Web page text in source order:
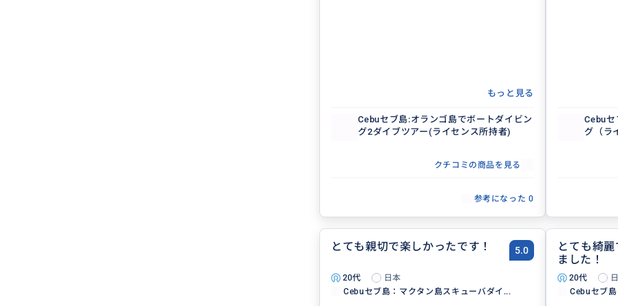
もっと見る
Cebuセブ島:オランゴ島でボートダイビン
グ2ダイブツアー(ライセンス所持者)
クチコミの商品を見る
参考になった 0
Cebu
グ（ラ
とても親切で楽しかったです！ 5.0
20代
日本
Cebuセブ島：マクタン島スキューバダイ...
とても綺
ました！
20代
Cebuセブ